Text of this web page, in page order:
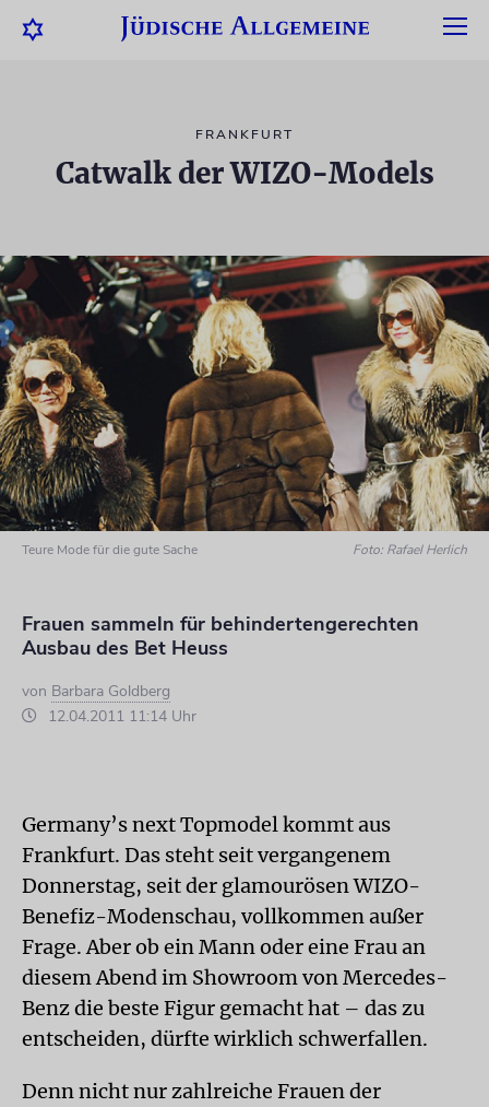
FRANKFURT
Catwalk der WIZO-Models
Teure Mode für die gute Sache Foto: Rafael Herlich
Frauen sammeln für behindertengerechten
Ausbau des Bet Heuss
von Barbara Goldberg
12.04.2011 11:14 Uhr
Germany’s next Topmodel kommt aus
Frankfurt. Das steht seit vergangenem
Donnerstag, seit der glamourösen WIZO-
Benefiz-Modenschau, vollkommen außer
Frage. Aber ob ein Mann oder eine Frau an
diesem Abend im Showroom von Mercedes-
Benz die beste Figur gemacht hat – das zu
entscheiden, dürfte wirklich schwerfallen.
Denn nicht nur zahlreiche Frauen der